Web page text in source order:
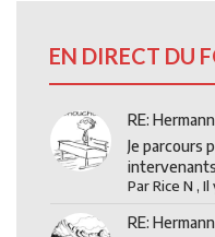
EN DIRECT DU
RE:
Je parcours
ParRice N ,Il
RE: